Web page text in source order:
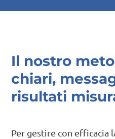
Il nostro
chiari,
risultati
Per gestire con efficacia